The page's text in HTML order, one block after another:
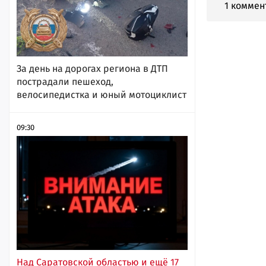
За день на дорогах региона в ДТП
пострадали пешеход,
велосипедистка и юный мотоциклист
09:30
Над Саратовской областью и ещё 17
1